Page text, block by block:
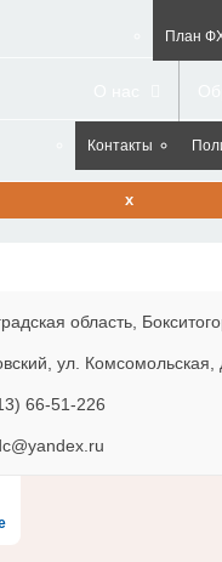
План
Контакты
x
область,
ул. Комсомольская,
66-51-226